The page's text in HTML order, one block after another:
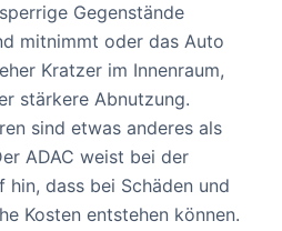
Gegenstände
mitnimmt oder das Auto
Kratzer im Innenraum,
stärkere Abnutzung.
sind etwas anderes als
ADAC weist bei der
hin, dass bei Schäden und
Kosten entstehen können.